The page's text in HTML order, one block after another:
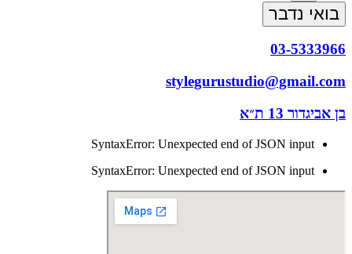
בואי נדבר
03-5333966
stylegurustudio@gmail.com
בן אביגדור 13 ת״א
SyntaxError: Unexpected end of JSON input
SyntaxError: Unexpected end of JSON input